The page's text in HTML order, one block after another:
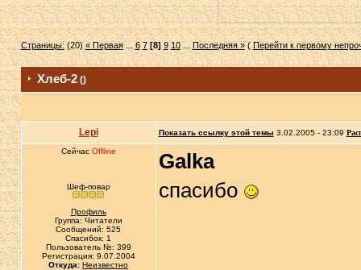
Страницы:(20)« Первая...6 7 [8] 9 10...Последняя »( Перейти к первому
Хлеб-2()
Lepi Показать ссылку этой темы 3.02.2005 - 23:09
Сейчас Offline
Шеф-повар
Профиль
Группа: Читатели
Сообщений: 525
Спасибок: 1
Пользователь №: 399
Регистрация: 9.07.2004
Откуда: Неизвестно
Galka
спасибо